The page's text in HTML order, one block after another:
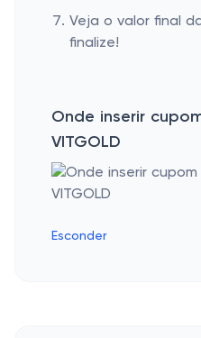
Veja o valor final
finalize!
Onde inserir
VITGOLD
Esconder